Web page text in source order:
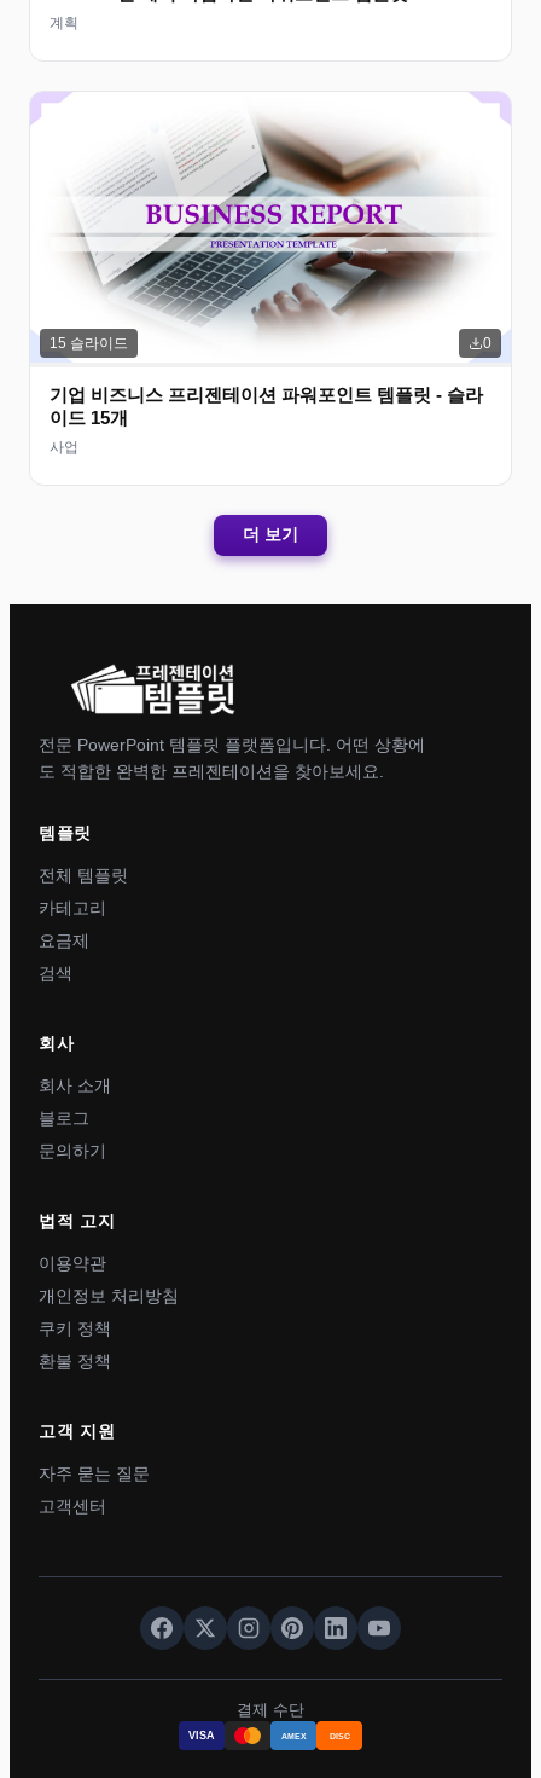
계획
15 슬라이드 0
기업 비즈니스 프리젠테이션 파워포인트 템플릿 - 슬라
이드 15개
사업
더 보기
전문 PowerPoint 템플릿 플랫폼입니다. 어떤 상황에
도 적합한 완벽한 프레젠테이션을 찾아보세요.
템플릿
전체 템플릿
카테고리
요금제
검색
회사
회사 소개
블로그
문의하기
법적 고지
이용약관
개인정보 처리방침
쿠키 정책
환불 정책
고객 지원
자주 묻는 질문
고객센터
결제 수단
VISA AMEX DISC